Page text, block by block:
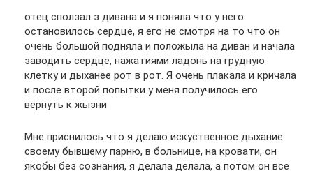
отец сползал з дивана и я поняла что у него
остановилось сердце, я его не смотря на то что он
очень большой подняла и положыла на диван и начала
заводить сердце, нажатиями ладонь на грудную
клетку и дыханее рот в рот. Я очень плакала и кричала
и после второй попытки у меня получилось его
вернуть к жызни
Мне приснилось что я делаю искуственное дыхание
своему бывшему парню, в больнице, на кровати, он
якобы без сознания, я делала делала, а потом он все